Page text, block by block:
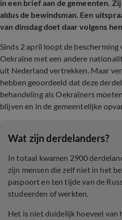
in een brief aan de gemeenten.
aldus de bewindsman. Een
van dinsdag doet daar volgens
Sinds 2 april loopt de
Oekraïne met een andere
uit Nederland vertrekken. Maar
hebben geoordeeld dat deze
behandeling als Oekraïners
blijven en in de gemeentelijke
Wat zijn derdelanders?
In totaal kwamen 2900
zijn mensen die zelf niet in het
paspoort en ten tijde van de
studeerden of werkten.
Het is niet duidelijk hoeveel van